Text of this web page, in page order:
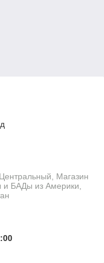
Магазин
БАДы из Америки,